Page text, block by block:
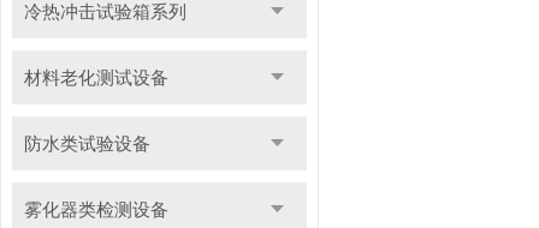
冷热冲击试验箱系列
材料老化测试设备
防水类试验设备
雾化器类检测设备